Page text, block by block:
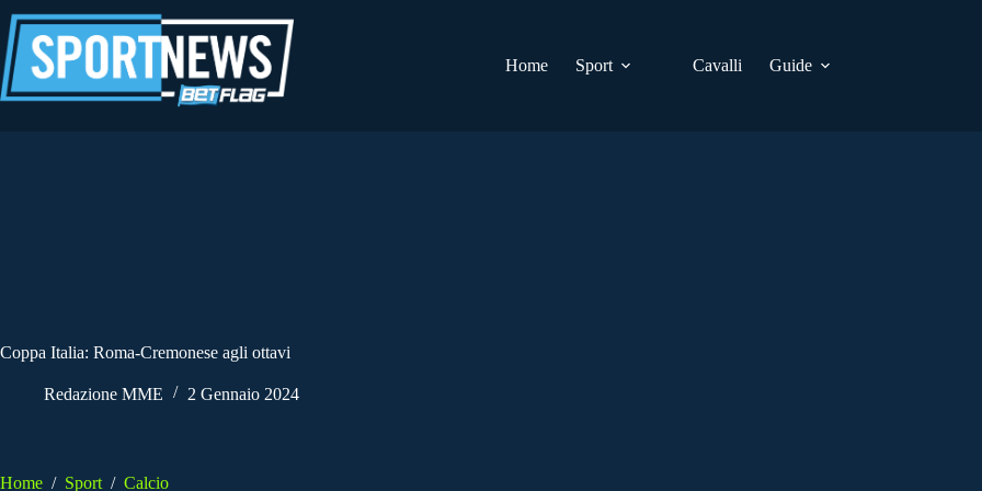
al
contenuto
Home
Sport Cavalli Guide
Coppa Italia: Roma-Cremonese agli ottavi
Redazione MME 2 Gennaio 2024
Home / Sport / Calcio